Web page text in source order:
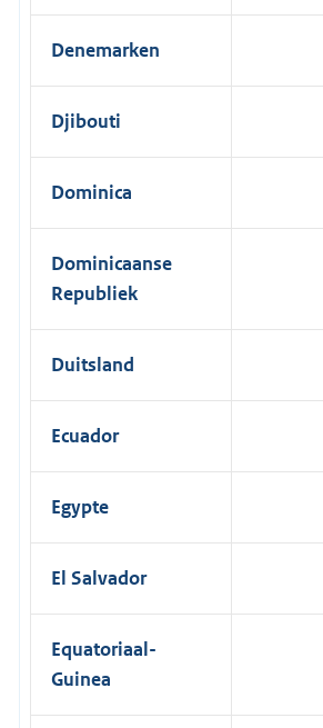
Denemarken
Djibouti
Dominica
Dominicaanse
Republiek
Duitsland
Ecuador
Egypte
El Salvador
Equatoriaal-
Guinea